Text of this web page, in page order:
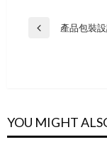
Post
Previous
產品包裝
YOU MIGHT